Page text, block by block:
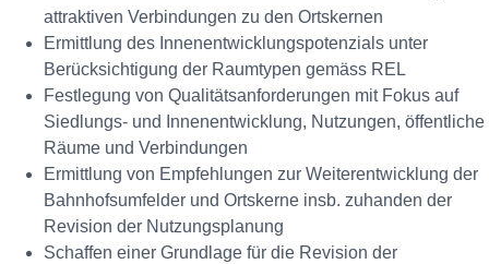
attraktiven Verbindungen zu den Ortskernen
Ermittlung des Innenentwicklungspotenzials unter
Berücksichtigung der Raumtypen gemäss REL
Festlegung von Qualitätsanforderungen mit Fokus auf
Siedlungs- und Innenentwicklung, Nutzungen, öffentliche
Räume und Verbindungen
Ermittlung von Empfehlungen zur Weiterentwicklung der
Bahnhofsumfelder und Ortskerne insb. zuhanden der
Revision der Nutzungsplanung
Schaffen einer Grundlage für die Revision der